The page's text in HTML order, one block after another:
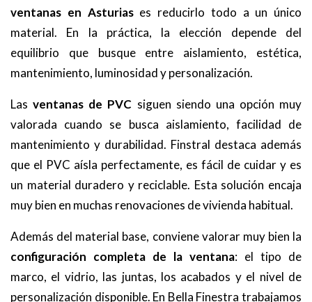
ventanas en Asturiases reducirlo todo a un único
material. En la práctica, la elección depende del
equilibrio que busque entre aislamiento, estética,
mantenimiento, luminosidad y personalización.
Lasventanas de PVC siguen siendo una opción muy
valorada cuando se busca aislamiento, facilidad de
mantenimiento y durabilidad. Finstral destaca además
que el PVC aísla perfectamente, es fácil de cuidar y es
un material duradero y reciclable. Esta solución encaja
muy bien en muchas renovaciones de vivienda habitual.
Además del material base, conviene valorar muy bien la
configuración completa de la ventana: el tipo de
marco, el vidrio, las juntas, los acabados y el nivel de
personalización disponible. En Bella Finestra trabajamos